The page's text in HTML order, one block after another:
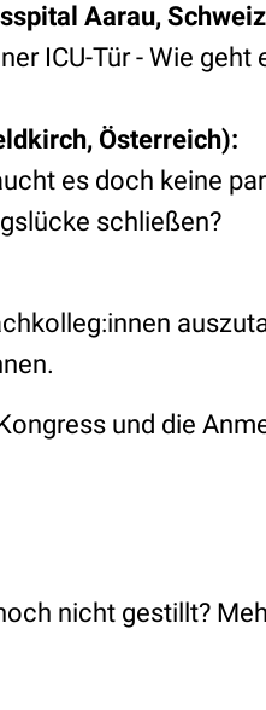
Aarau,
ICU-Tür - Wie geht
Österreich):
es doch keine
schließen?
und die
nicht gestillt?